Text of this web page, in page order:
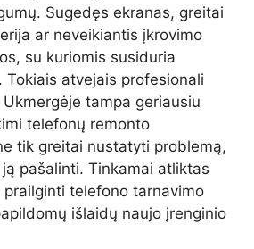
Sugedęs ekranas, greitai
ar neveikiantis įkrovimo
su kuriomis susiduria
Tokiais atvejais profesionali
tampa geriausiu
telefonų remonto
tik greitai nustatyti problemą,
pašalinti. Tinkamai atliktas
telefono tarnavimo
išlaidų naujo įrenginio